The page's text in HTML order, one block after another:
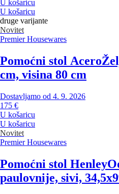
U košaricu
U košaricu
druge varijante
Novitet
Premier Housewares
Pomoćni stol Acero
cm, visina 80 cm
Dostavljamo od 4. 9. 2026
175 €
U košaricu
U košaricu
Novitet
Premier Housewares
Pomoćni stol Henley
paulovnije, sivi,